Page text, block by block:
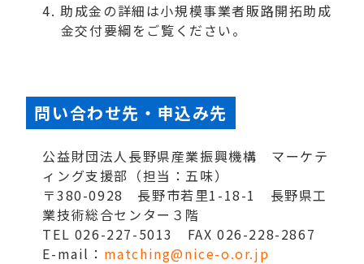
助成金の詳細は小規模事業者販路開拓助成
金交付要綱をご覧ください。
問い合わせ先・申込み先
公益財団法人長野県産業振興機構 マーケテ
ィング支援部（担当：五味）
〒380-0928 長野市若里1-18-1 長野県工
業技術総合センター３階
TEL 026-227-5013 FAX 026-228-2867
E-mail： matching@nice-o.or.jp